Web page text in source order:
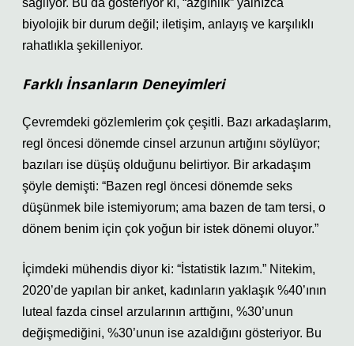
sağlıyor. Bu da gösteriyor ki, “azgınlık” yalnızca
biyolojik bir durum değil; iletişim, anlayış ve karşılıklı
rahatlıkla şekilleniyor.
Farklı İnsanların Deneyimleri
Çevremdeki gözlemlerim çok çeşitli. Bazı arkadaşlarım,
regl öncesi dönemde cinsel arzunun artığını söylüyor;
bazıları ise düşüş olduğunu belirtiyor. Bir arkadaşım
şöyle demişti: “Bazen regl öncesi dönemde seks
düşünmek bile istemiyorum; ama bazen de tam tersi, o
dönem benim için çok yoğun bir istek dönemi oluyor.”
İçimdeki mühendis diyor ki: “İstatistik lazım.” Nitekim,
2020’de yapılan bir anket, kadınların yaklaşık %40’ının
luteal fazda cinsel arzularının arttığını, %30’unun
değişmediğini, %30’unun ise azaldığını gösteriyor. Bu